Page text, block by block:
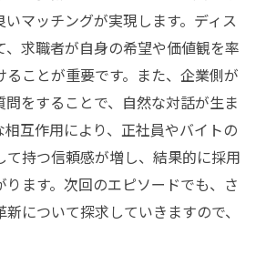
ション導入で得られる時間効率
信頼関係を築くディスカッショ
効率化するための新ツール
ションが提供するデータ活用の
る採用課題を解決する方法
マッチングが実現します。ディス
、求職者が自身の希望や価値観を率
ることが重要です。また、企業側が
をすることで、自然な対話が生ま
互作用により、正社員やバイトの
て持つ信頼感が増し、結果的に採用
ます。次回のエピソードでも、さ
について探求していきますので、